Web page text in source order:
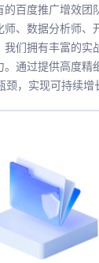
的百度推广增效团
师、数据分析师、
们拥有丰富的实
通过提供高度精
，实现可持续增